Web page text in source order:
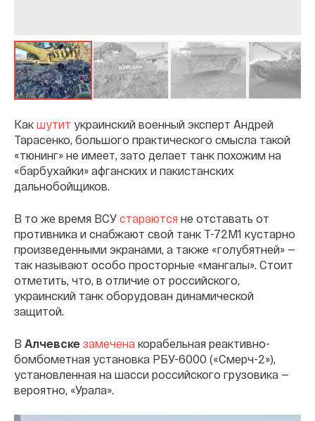
Как шутит украинский военный эксперт Андрей
Тарасенко, большого практического смысла такой
«тюнинг» не имеет, зато делает танк похожим на
«барбухайки» афганских и пакистанских
дальнобойщиков.
В то же время ВСУ стараются не отставать от
противника и снабжают свой танк Т-72М1 кустарно
произведенными экранами, а также «голубятней» —
так называют особо просторные «мангалы». Стоит
отметить, что, в отличие от российского,
украинский танк оборудован динамической
защитой.
В Алчевске замечена корабельная реактивно-
бомбометная установка РБУ-6000 («Смерч-2»),
установленная на шасси российского грузовика —
вероятно, «Урала».